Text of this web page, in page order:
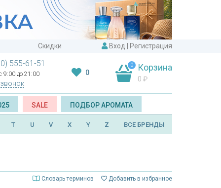
Скидки Вход Регистрация
555-61-51
9:00 до 21:00 0
0 Корзина
0 ₽
SALE ПОДБОР АРОМАТА
T U V X Y Z ВСЕ БРЕНДЫ
Словарь терминов Добавить в избранное